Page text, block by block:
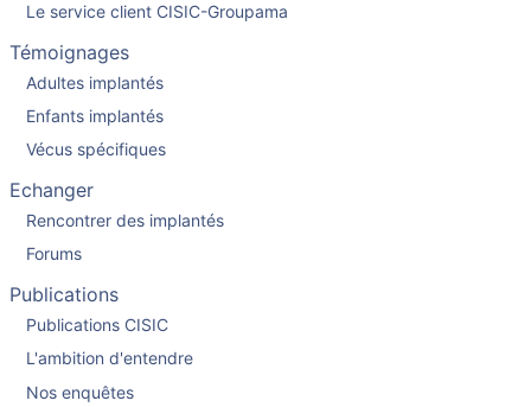
Le service client CISIC-Groupama
Témoignages
Adultes implantés
Enfants implantés
Vécus spécifiques
Echanger
Rencontrer des implantés
Forums
Publications
Publications CISIC
L'ambition d'entendre
Nos enquêtes